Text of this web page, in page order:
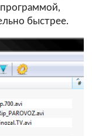
быстрее.